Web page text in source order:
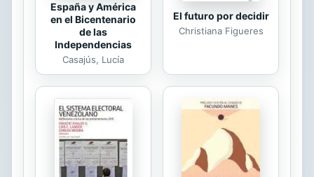
España y América
en el Bicentenario
de las
Independencias
Casajús, Lucía
El futuro por decidir
Christiana Figueres